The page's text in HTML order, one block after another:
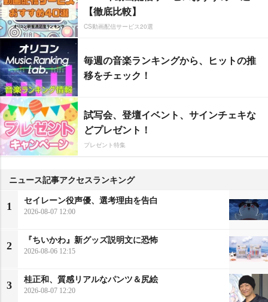
【徹底比較】
CS動画配信サービス20選
毎週の音楽ランキングから、ヒットの推
移をチェック！
試写会、登壇イベント、サインチェキな
どプレゼント！
プレゼント特集
ニュース記事アクセスランキング
1
セイレーン役声優、選考理由を告白
2026-08-07 12:00
2
『ちいかわ』新グッズ説明文に恐怖
2026-08-06 12:15
3
桂正和、質感リアルなパンツ＆尻絵
2026-08-07 12:20